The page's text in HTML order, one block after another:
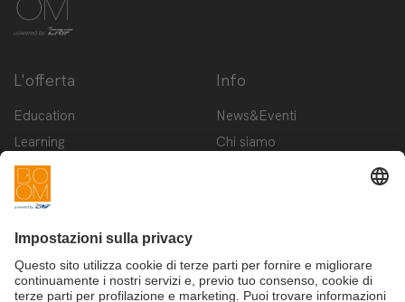
L'offerta
Education
Learning
Innovation
Startup
Info
News&Eventi
Chi siamo